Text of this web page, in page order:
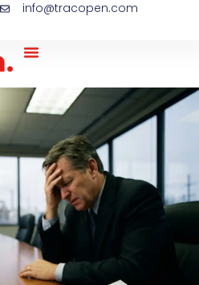
info@tracopen.com